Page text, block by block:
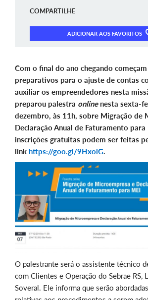
COMPARTILHE
ADICIONAR AOS FAVORITOS
Com o final do ano chegando
preparativos para o ajuste de contas
auxiliar os empreendedores nesta
preparou palestra onlinenesta sexta-
dezembro, às 11h, sobre Migração de
Declaração Anual de Faturamento para
inscrições gratuitas podem ser feitas
link https://goo.gl/9HxoiG.
O palestrante será o assistente técnico
com Clientes e Operação do Sebrae RS,
Soveral. Ele informa que serão